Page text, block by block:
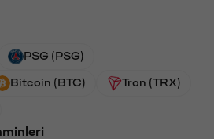
PSG (PSG)
Bitcoin (BTC) Tron (TRX)